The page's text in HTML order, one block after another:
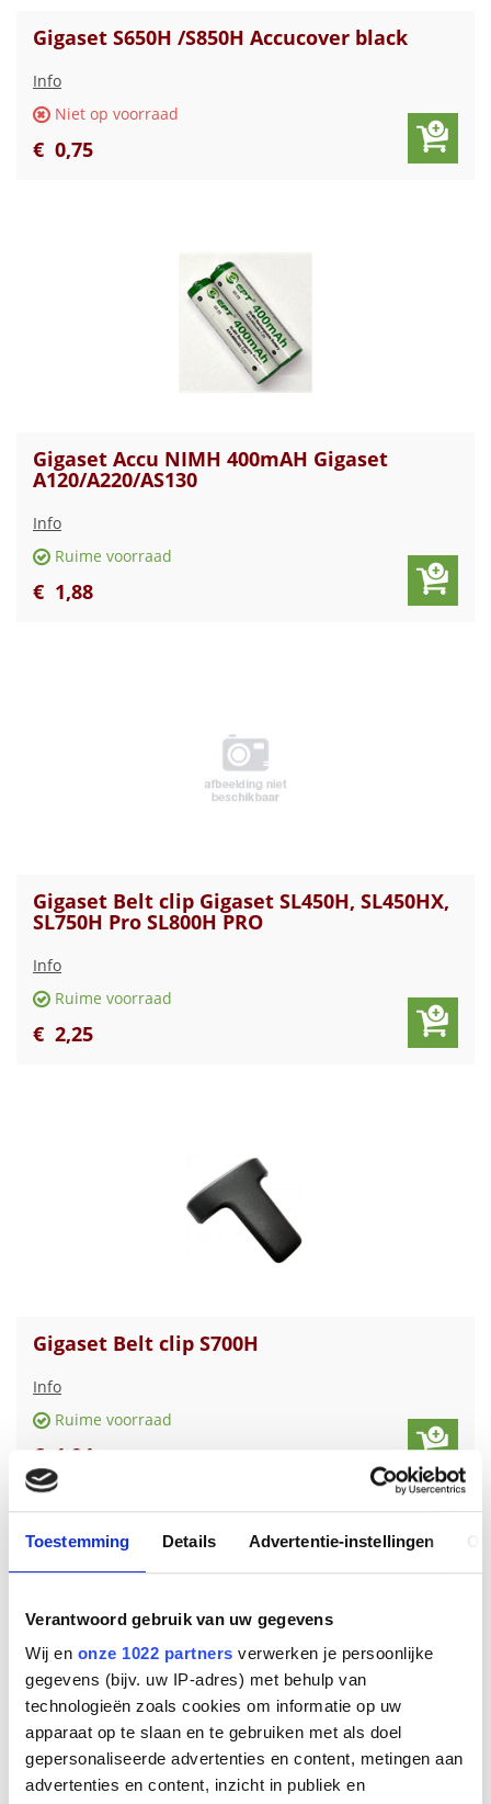
Toestemming Details Advertentie-instellingen
Verantwoord gebruik van uw gegevens
Wij en onze 1022 partners verwerken je persoonlijke
gegevens (bijv. uw IP-adres) met behulp van
technologieën zoals cookies om informatie op uw
apparaat op te slaan en te gebruiken met als doel
gepersonaliseerde advertenties en content, metingen aan
advertenties en content, inzicht in publiek en
Gigaset S650H /S850H Accucover black
Info
Niet op voorraad
€ 0,75
Gigaset Accu NIMH 400mAH Gigaset
A120/A220/AS130
Info
Ruime voorraad
€ 1,88
Gigaset Belt clip Gigaset SL450H, SL450HX,
SL750H Pro SL800H PRO
Info
Ruime voorraad
€ 2,25
Gigaset Belt clip S700H
Info
Ruime voorraad
€ 1 94
Gigaset Belt clip gigaset E630H serie